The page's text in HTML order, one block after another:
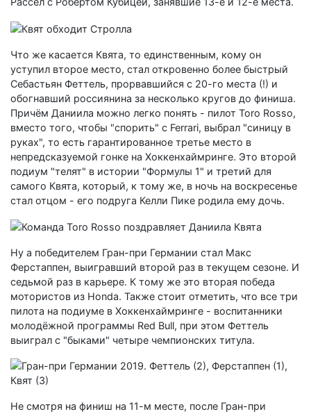
Что же касается Квята, то единственным, кому он
уступил второе место, стал откровенно более быстрый
Себастьян Феттель, прорвавшийся с 20-го места (!) и
обогнавший россиянина за несколько кругов до финиша.
Причём Даниила можно легко понять - пилот Toro Rosso,
вместо того, чтобы "спорить" с Ferrari, выбрал "синицу в
руках", то есть гарантированное третье место в
непредсказуемой гонке на Хоккенхаймринге. Это второй
подиум "телят" в истории "Формулы 1" и третий для
самого Квята, который, к тому же, в ночь на воскресенье
стал отцом - его подруга Келли Пике родила ему дочь.
Ну а победителем Гран-при Германии стал Макс
Ферстаппен, выигравший второй раз в текущем сезоне. И
седьмой раз в карьере. К тому же это вторая победа
мотористов из Honda. Также стоит отметить, что все три
пилота на подиуме в Хоккенхаймринге - воспитанники
молодёжной программы Red Bull, при этом Феттель
выиграл с "быками" четыре чемпионских титула.
Не смотря на финиш на 11-м месте, после Гран-при